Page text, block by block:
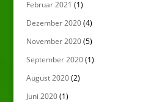
Februar 2021 (1)
Dezember 2020(4)
November 2020(5)
September 2020(1)
August 2020(2)
Juni 2020(1)